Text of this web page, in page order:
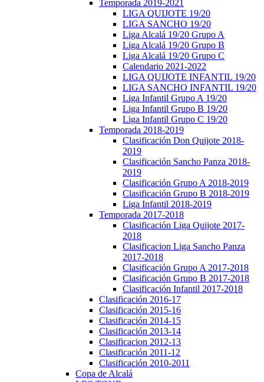
Temporada 2019-2021
LIGA QUIJOTE 19/20
LIGA SANCHO 19/20
Liga Alcalá 19/20 Grupo A
Liga Alcalá 19/20 Grupo B
Liga Alcalá 19/20 Grupo C
Calendario 2021-2022
LIGA QUIJOTE INFANTIL 19/20
LIGA SANCHO INFANTIL 19/20
Liga Infantil Grupo A 19/20
Liga Infantil Grupo B 19/20
Liga Infantil Grupo C 19/20
Temporada 2018-2019
Clasificación Don Quijote 2018-
2019
Clasificación Sancho Panza 2018-
2019
Clasificación Grupo A 2018-2019
Clasificación Grupo B 2018-2019
Liga Infantil 2018-2019
Temporada 2017-2018
Clasificación Liga Quijote 2017-
2018
Clasificacion Liga Sancho Panza
2017-2018
Clasificación Grupo A 2017-2018
Clasificación Grupo B 2017-2018
Clasificación Infantil 2017-2018
Clasificación 2016-17
Clasificación 2015-16
Clasificación 2014-15
Clasificación 2013-14
Clasificacion 2012-13
Clasificación 2011-12
Clasificación 2010-2011
Copa de Alcalá